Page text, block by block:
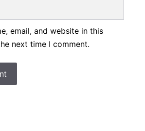
email, and website in this
next time I comment.